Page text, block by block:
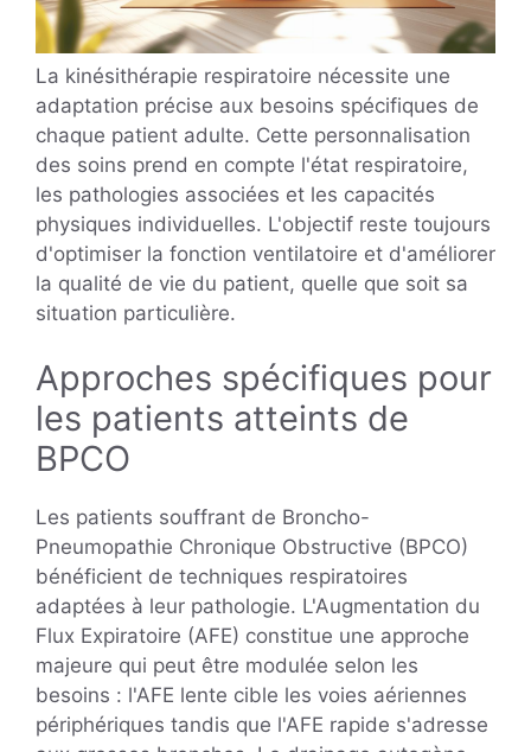
La kinésithérapie respiratoire nécessite une
adaptation précise aux besoins spécifiques de
chaque patient adulte. Cette personnalisation
des soins prend en compte l'état respiratoire,
les pathologies associées et les capacités
physiques individuelles. L'objectif reste toujours
d'optimiser la fonction ventilatoire et d'améliorer
la qualité de vie du patient, quelle que soit sa
situation particulière.
Approches spécifiques pour
les patients atteints de
BPCO
Les patients souffrant de Broncho-
Pneumopathie Chronique Obstructive (BPCO)
bénéficient de techniques respiratoires
adaptées à leur pathologie. L'Augmentation du
Flux Expiratoire (AFE) constitue une approche
majeure qui peut être modulée selon les
besoins : l'AFE lente cible les voies aériennes
périphériques tandis que l'AFE rapide s'adresse